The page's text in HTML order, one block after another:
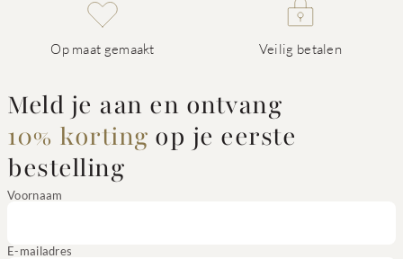
Op maat gemaakt Veilig betalen
Meld je aan en ontvang
10% korting op je eerste
bestelling
Voornaam
E-mailadres